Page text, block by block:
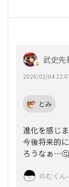
武史先
2026/02/04
とみ
進化を感じ
今後将来的
ろうなぁ…🤔
のむくん、